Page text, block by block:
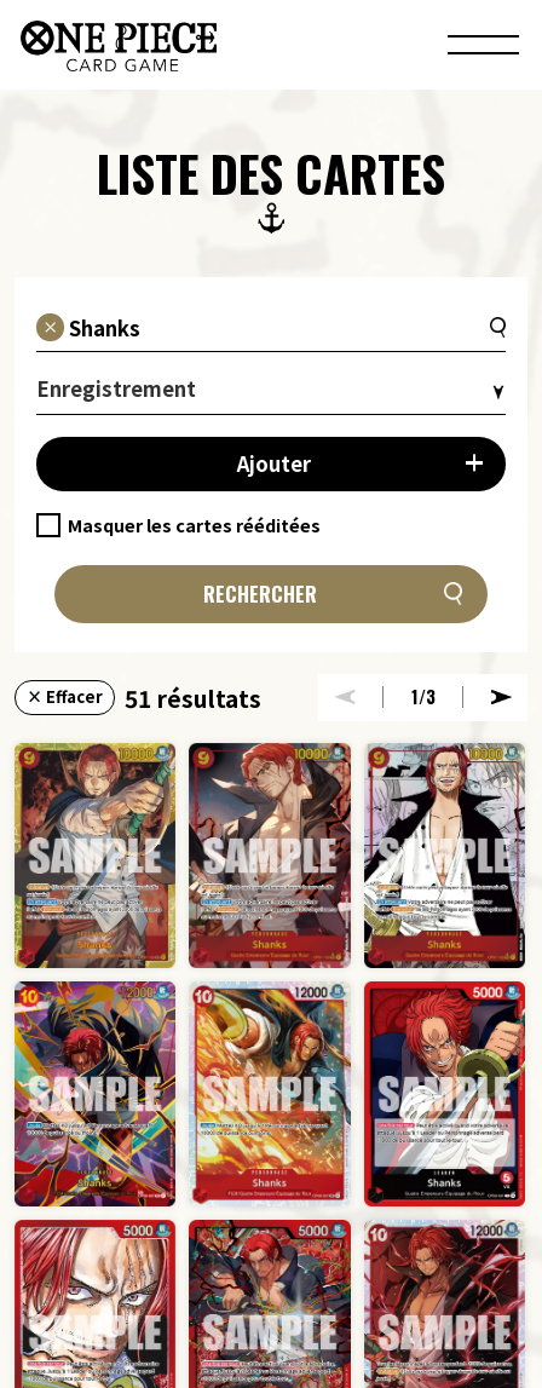
LISTE DES CARTES
Enregistrement
Ajouter
Masquer les cartes rééditées
RECHERCHER
× Effacer 51 résultats 1/3